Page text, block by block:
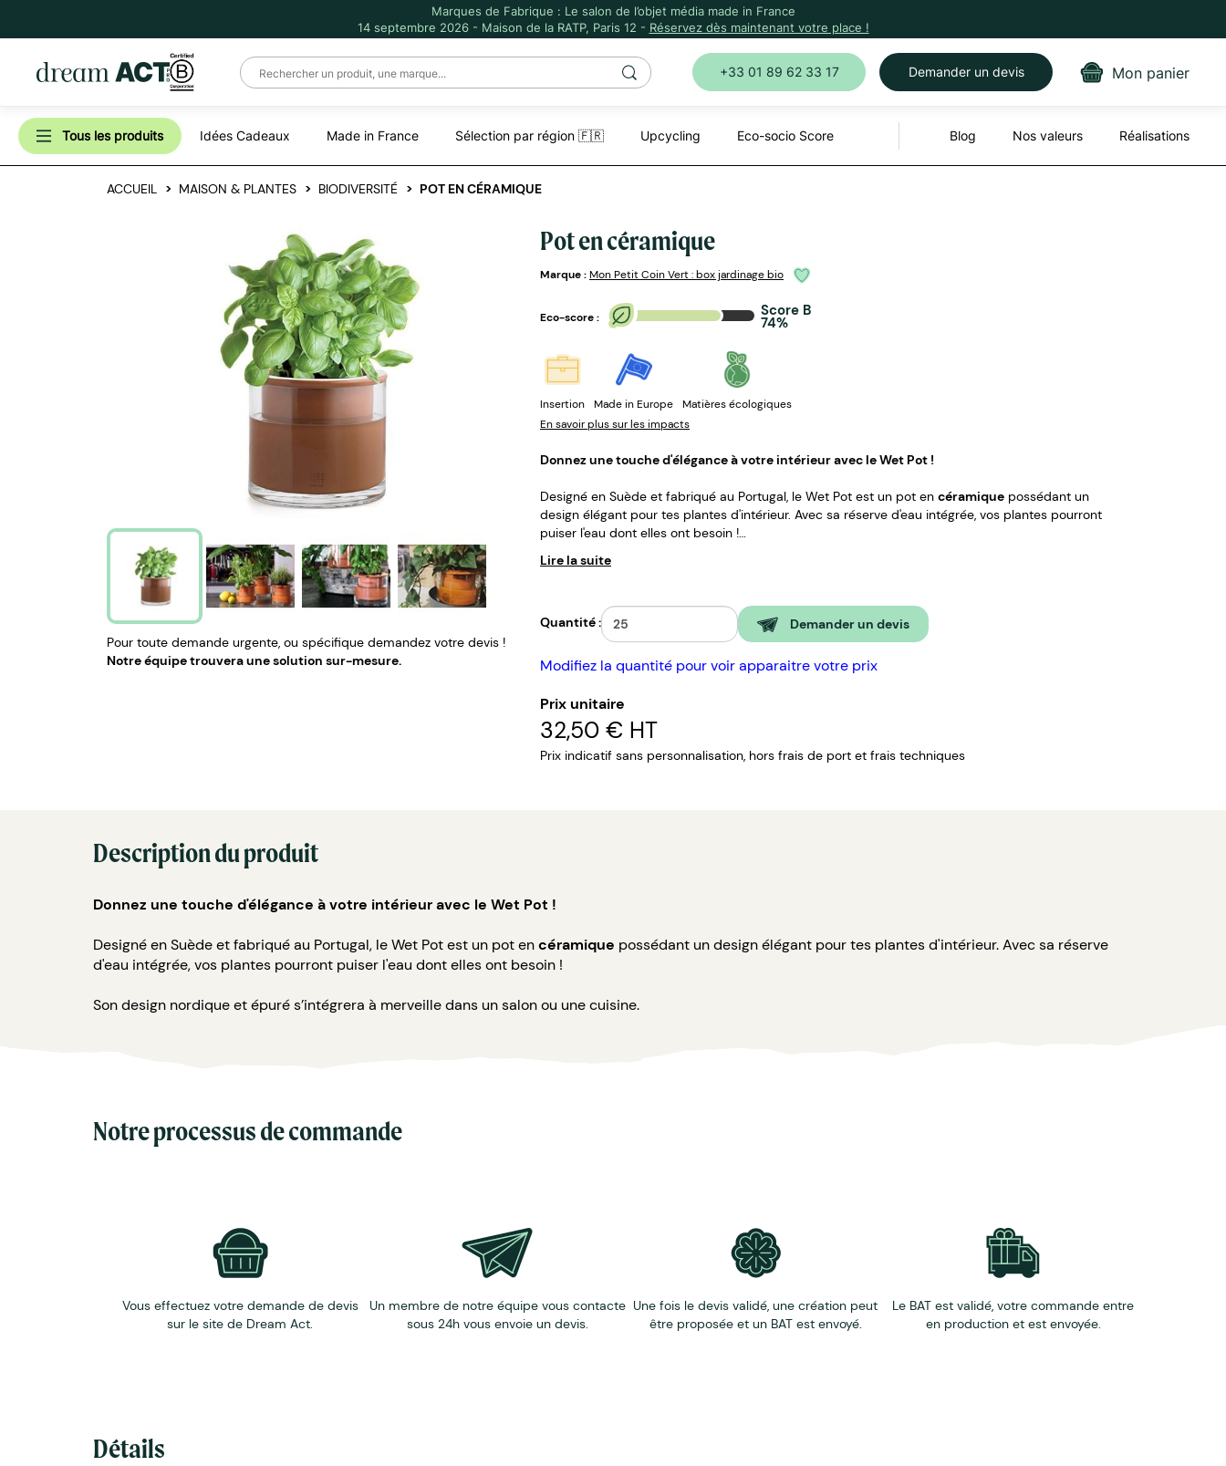
Marques de Fabrique : Le salon de l’objet média made in France
14 septembre 2026 - Maison de la RATP, Paris 12 - Réservez dès maintenant votre place !
+33 01 89 62 33 17 Demander un devis Mon panier
Tous les produits Idées Cadeaux Made in France Sélection par région 🇫🇷 Upcycling Eco-socio Score Blog Nos valeurs Réalisations
ACCUEIL MAISON & PLANTES BIODIVERSITÉ POT EN CÉRAMIQUE
Pour toute demande urgente, ou spécifique demandez votre devis !
Notre équipe trouvera une solution sur-mesure.
Pot en céramique
Marque :Mon Petit Coin Vert : box jardinage bio
Eco-score : Score B
74%
Insertion Made in Europe
Matières écologiques
En savoir plus sur les impacts
Donnez une touche d'élégance à votre intérieur avec le Wet Pot !
Designé en Suède et fabriqué au Portugal, le Wet Pot est un pot en céramique possédant un
design élégant pour tes plantes d'intérieur. Avec sa réserve d'eau intégrée, vos plantes pourront
puiser l'eau dont elles ont besoin !
Son design nordique et épuré s’intégrera à merveille dans un salon ou une cuisine.
Lire la suite
Quantité : Demander un devis
Modifiez la quantité pour voir apparaitre votre prix
Prix unitaire
32,50 € HT
Prix indicatif sans personnalisation, hors frais de port et frais techniques
Description du produit
Donnez une touche d'élégance à votre intérieur avec le Wet Pot !
Designé en Suède et fabriqué au Portugal, le Wet Pot est un pot encéramique possédant un design élégant pour tes plantes d'intérieur. Avec sa réserve
d'eau intégrée, vos plantes pourront puiser l'eau dont elles ont besoin !
Son design nordique et épuré s’intégrera à merveille dans un salon ou une cuisine.
Notre processus de commande
Vous effectuez votre demande de devis
sur le site de Dream Act.
Un membre de notre équipe vous contacte
sous 24h vous envoie un devis.
Une fois le devis validé, une création peut
être proposée et un BAT est envoyé.
Le BAT est validé, votre commande entre
en production et est envoyée.
Détails